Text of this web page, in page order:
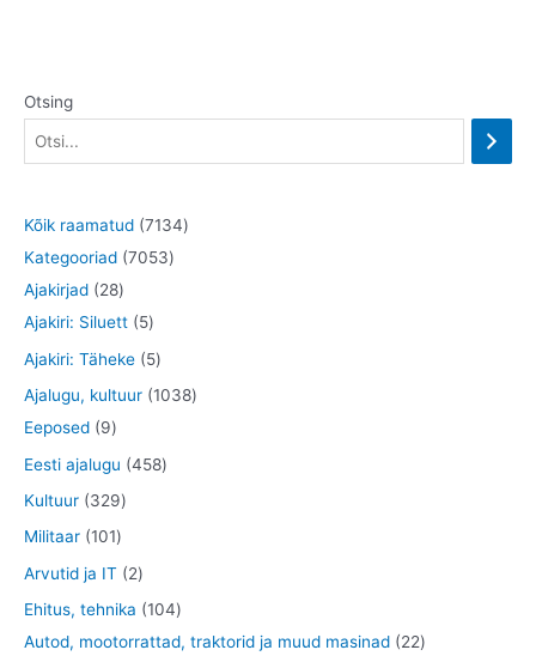
Otsing
Kõik raamatud 71347
o
Kategooriad 70537
t
Ajakirjad 282
8
t
t
Ajakiri: Siluett 55
t
o
Ajakiri: Täheke 55
t
o
Ajalugu, kultuur 10381
Eeposed 99
t
o
t
Eesti ajalugu 4584
Kultuur 3293
2
9
Militaar 1011
0
1
t
Arvutid ja IT 22
o
Ehitus, tehnika 1041
0
Autod, mootorrattad, traktorid ja muud masinad 222